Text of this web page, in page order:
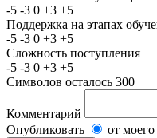
-5 -3 0 +3 +5
Поддержка на этапах
-5 -3 0 +3 +5
Сложность поступления
-5 -3 0 +3 +5
Символов осталось 300
Комментарий
Опубликовать
от